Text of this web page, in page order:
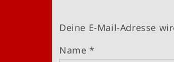
Deine E-Mail-Adresse
Name *